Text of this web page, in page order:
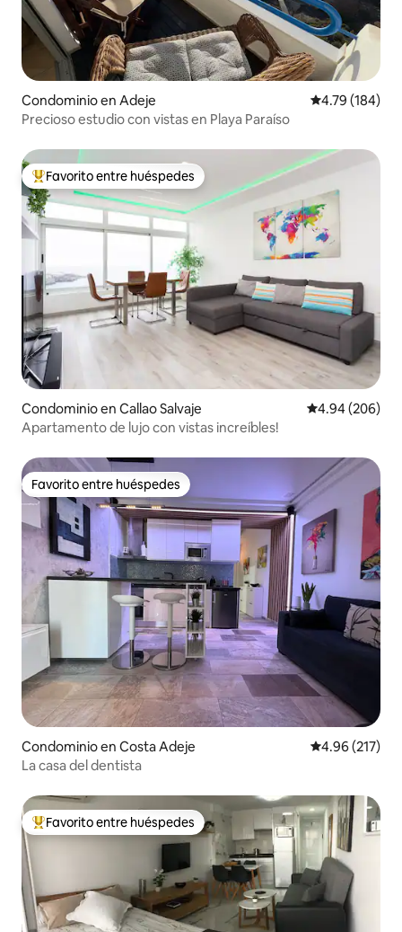
Condominio en Adeje Calificación
4.79 (184)
Precioso estudio con vistas en Playa Paraíso
De los mejores en Favorito entre huéspedes
Favorito entre huéspedes
Condominio en Callao Salvaje Calificación
4.94 (206)
Apartamento de lujo con vistas increíbles!
Favorito entre huéspedes
Favorito entre huéspedes
Condominio en Costa Adeje Calificación
4.96 (217)
La casa del dentista
De los mejores en Favorito entre huéspedes
Favorito entre huéspedes